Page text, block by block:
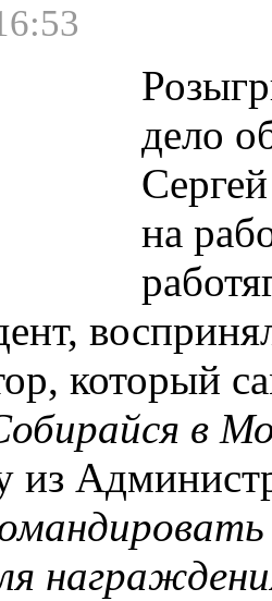
дело
на
который
в
из